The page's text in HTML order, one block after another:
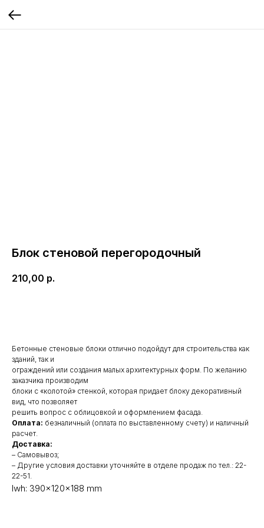
Блок стеновой перегородочный
210,00 р.
Бетонные стеновые блоки отлично подойдут для строительства как
зданий, так и
ограждений или создания малых архитектурных форм. По желанию
заказчика производим
блоки с «колотой» стенкой, которая придает блоку декоративный
вид, что позволяет
решить вопрос с облицовкой и оформлением фасада.
Оплата: безналичный (оплата по выставленному счету) и наличный
расчет.
Доставка:
– Самовывоз;
– Другие условия доставки уточняйте в отделе продаж по тел.: 22-
22-51.
lwh: 390x120x188 mm